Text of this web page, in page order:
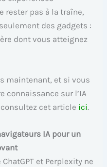
rester pas à la traîne,
des gadgets :
dont vous atteignez
maintenant, et si vous
connaissance sur l’IA
cet article ici.
IA pour un
et Perplexity ne